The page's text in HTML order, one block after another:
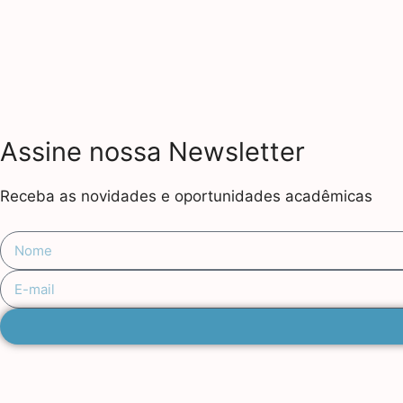
Assine nossa Newsletter
Receba as novidades e oportunidades acadêmicas